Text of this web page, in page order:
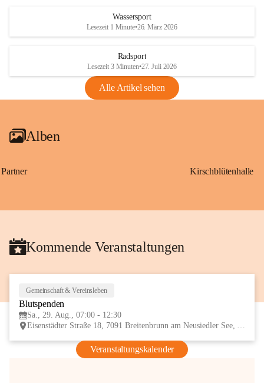
Anhang VBl. EU Nr. 18
1 Seite•1,4 MB
VBl. EU Nr. 18_2026
Wassersport
Lesezeit 1 Minute•26. März 2026
Radsport
Lesezeit 3 Minuten•27. Juli 2026
Alle Artikel sehen
Alben
Partner Kirschblütenhalle
Kommende Veranstaltungen
Gemeinschaft & Vereinsleben
Blutspenden
Sa., 29. Aug., 07:00 - 12:30
Eisenstädter Straße 18, 7091 Breitenbrunn am Neusiedler See, AUT
Veranstaltungskalender